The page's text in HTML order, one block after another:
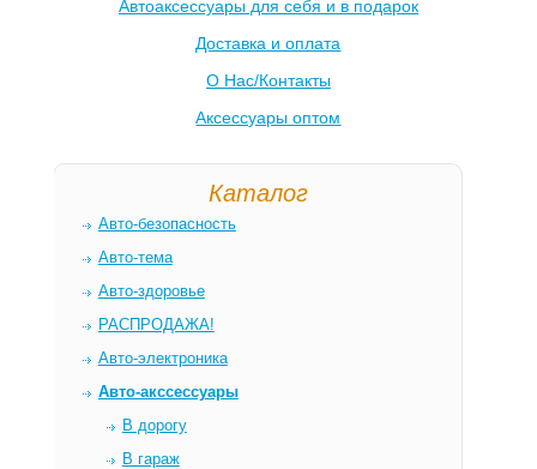
Автоаксессуары для себя и в подарок
Доставка и оплата
О Нас/Контакты
Аксессуары оптом
Каталог
Авто-безопасность
Авто-тема
Авто-здоровье
РАСПРОДАЖА!
Авто-электроника
Авто-акссессуары
В дорогу
В гараж